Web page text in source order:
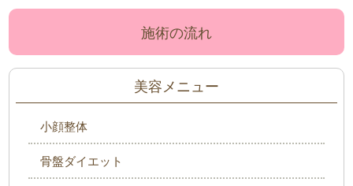
施術の流れ
美容メニュー
小顔整体
骨盤ダイエット